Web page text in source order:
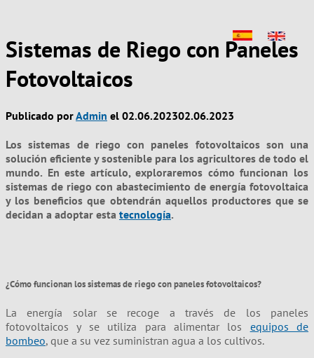
Sistemas de Riego con Paneles
Fotovoltaicos
Publicado porAdmin el 02.06.202302.06.2023
Los sistemas de riego con paneles fotovoltaicos son una
solución eficiente y sostenible para los agricultores de todo el
mundo. En este artículo, exploraremos cómo funcionan los
sistemas de riego con abastecimiento de energía fotovoltaica
y los beneficios que obtendrán aquellos productores que se
decidan a adoptar esta tecnología.
¿Cómo funcionan los sistemas de riego con paneles fotovoltaicos?
La energía solar se recoge a través de los paneles
fotovoltaicos y se utiliza para alimentar los equipos de
bombeo, que a su vez suministran agua a los cultivos.